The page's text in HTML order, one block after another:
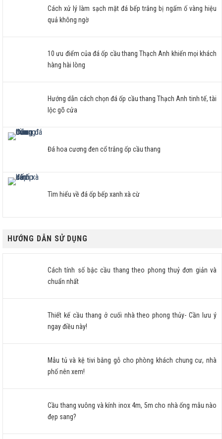
Cách xử lý làm sạch mặt đá bếp trắng bị ngấm ố vàng hiệu
quả không ngờ
10 ưu điểm của đá ốp cầu thang Thạch Anh khiến mọi khách
hàng hài lòng
Hướng dẫn cách chọn đá ốp cầu thang Thạch Anh tinh tế, tài
lộc gõ cửa
Đá hoa cương đen cổ trắng ốp cầu thang
Tìm hiểu về đá ốp bếp xanh xà cừ
HƯỚNG DẪN SỬ DỤNG
Cách tính số bậc cầu thang theo phong thuỷ đơn giản và
chuẩn nhất
Thiết kế cầu thang ở cuối nhà theo phong thủy- Cần lưu ý
ngay điều này!
Mẫu tủ và kệ tivi bằng gỗ cho phòng khách chung cư, nhà
phố nên xem!
Cầu thang vuông và kính inox 4m, 5m cho nhà ống mẫu nào
đẹp sang?